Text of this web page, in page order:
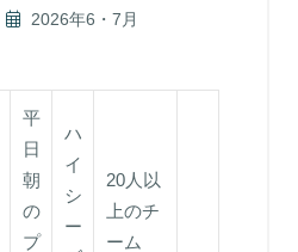
2026年6・7月
平
日
朝
の
プ
ハ
イ
シ
ー
20人以
上のチ
ーム